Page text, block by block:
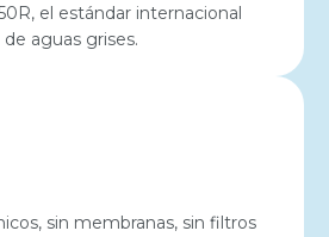
el estándar internacional
aguas grises.
sin membranas, sin filtros